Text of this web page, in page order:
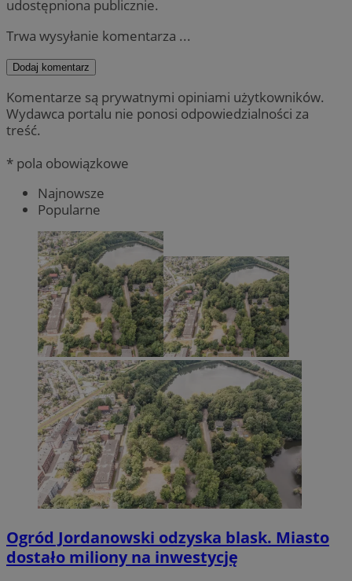
udostępniona publicznie.
Trwa wysyłanie komentarza ...
Dodaj komentarz
Komentarze są prywatnymi opiniami użytkowników.
Wydawca portalu nie ponosi odpowiedzialności za
treść.
* pola obowiązkowe
Najnowsze
Popularne
Ogród Jordanowski odzyska blask. Miasto
dostało miliony na inwestycję